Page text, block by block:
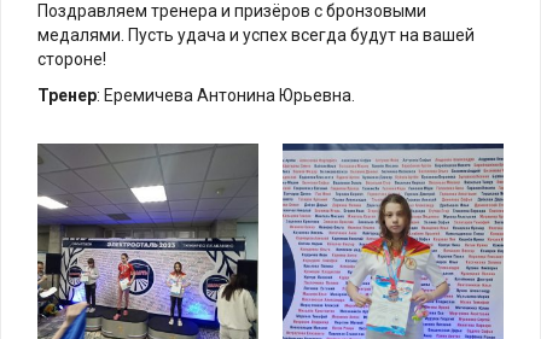
Поздравляем тренера и призёров с бронзовыми
медалями. Пусть удача и успех всегда будут на вашей
стороне!
Тренер: Еремичева Антонина Юрьевна.